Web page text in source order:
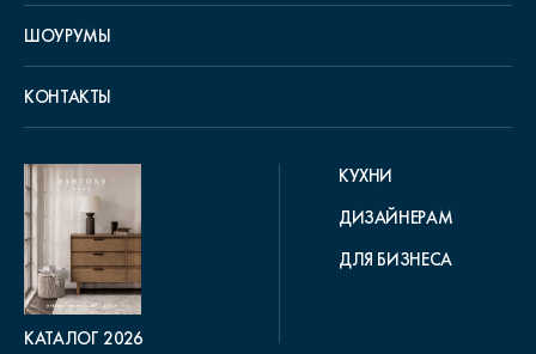
ШОУРУМЫ
КОНТАКТЫ
КАТАЛОГ 2026
КУХНИ
ДИЗАЙНЕРАМ
ДЛЯ БИЗНЕСА